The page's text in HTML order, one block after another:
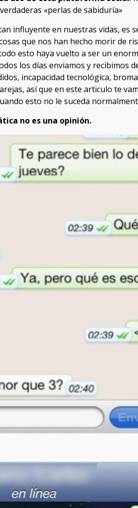
«perlas de sabiduría»
influyente en nuestras vidas, es
que nos han hecho morir de
esto haya vuelto a ser un
los días enviamos y recibimos
incapacidad tecnológica,
así que en este articulo te
esto no le suceda
no es una opinión.